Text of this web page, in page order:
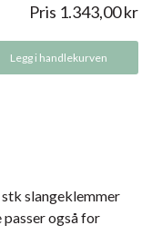
Pris 1.343,00kr
Legg i handlekurven
slangeklemmer
også for